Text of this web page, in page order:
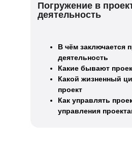
Погружение в
деятельность
В чём заключается
деятельность
Какие бывают
Какой жизненный
проект
Как управлять
управления